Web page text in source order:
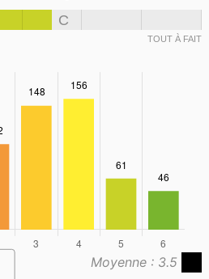
C
TOUT À FAIT
Moyenne : 3.5